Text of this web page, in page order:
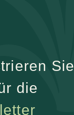
Sie
die